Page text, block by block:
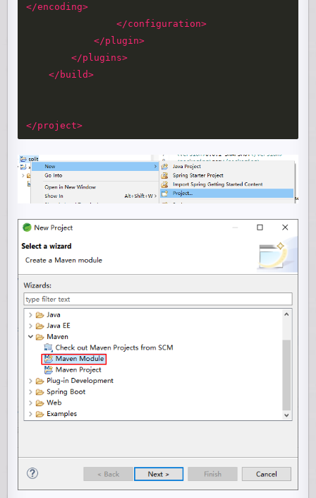
</encoding>
</configuration>
</plugin>
</plugins>
</build>
</project>